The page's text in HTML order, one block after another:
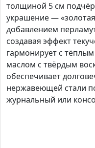
толщиной 5 см
украшение —
добавлением
создавая эффект
гармонирует с
маслом с твёрдым
обеспечивает
нержавеющей стали
журнальный или